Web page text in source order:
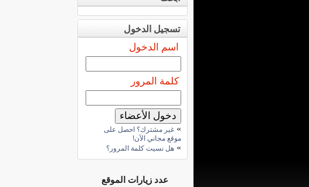
تسجيل الدخول
اسم الدخول
كلمة المرور
» غير مشترك؟ احصل على
موقع مجاني الآن!
» هل نسيت كلمة المرور؟
عدد زيارات الموقع